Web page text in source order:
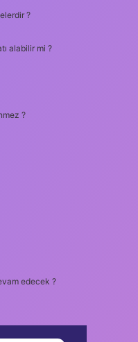
?
alabilir mi ?
?
edecek ?